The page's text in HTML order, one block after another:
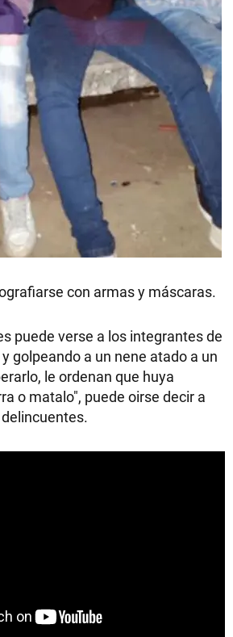
con armas y máscaras.
puede verse a los integrantes de
golpeando a un nene atado a un
le ordenan que huya
o matalo", puede oirse decir a